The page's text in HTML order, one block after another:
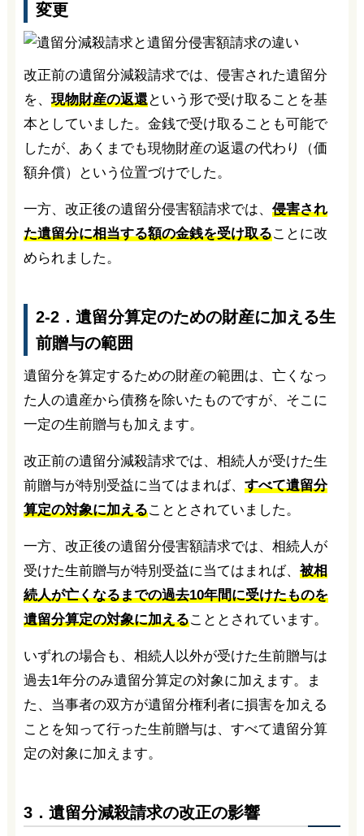
変更
改正前の遺留分減殺請求では、侵害された遺留分
を、 現物財産の返還という形で受け取ることを基
本としていました。金銭で受け取ることも可能で
したが、あくまでも現物財産の返還の代わり（価
額弁償）という位置づけでした。
一方、改正後の遺留分侵害額請求では、 侵害され
た遺留分に相当する額の金銭を受け取ることに改
められました。
2-2．遺留分算定のための財産に加える生
前贈与の範囲
遺留分を算定するための財産の範囲は、亡くなっ
た人の遺産から債務を除いたものですが、そこに
一定の生前贈与も加えます。
改正前の遺留分減殺請求では、相続人が受けた生
前贈与が特別受益に当てはまれば、 すべて遺留分
算定の対象に加えることとされていました。
一方、改正後の遺留分侵害額請求では、相続人が
受けた生前贈与が特別受益に当てはまれば、 被相
続人が亡くなるまでの過去10年間に受けたものを
遺留分算定の対象に加えることとされています。
いずれの場合も、相続人以外が受けた生前贈与は
過去1年分のみ遺留分算定の対象に加えます。ま
た、当事者の双方が遺留分権利者に損害を加える
ことを知って行った生前贈与は、すべて遺留分算
定の対象に加えます。
3．遺留分減殺請求の改正の影響